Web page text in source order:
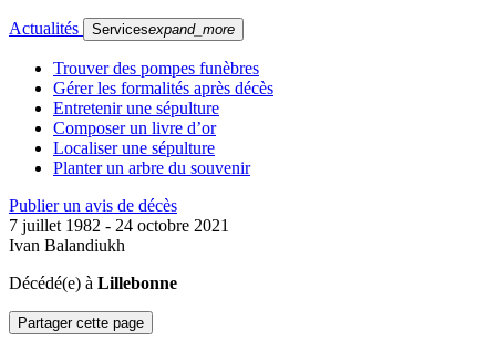
Actualités Servicesexpand_more
Trouver des pompes funèbres
Gérer les formalités après décès
Entretenir une sépulture
Composer un livre d’or
Localiser une sépulture
Planter un arbre du souvenir
Publier un avis de décès
7 juillet 1982 - 24 octobre 2021
Ivan Balandiukh
Décédé(e) à Lillebonne
Partager cette page